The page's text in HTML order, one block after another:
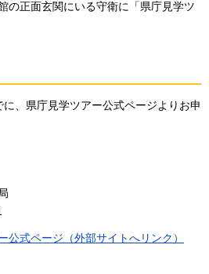
の正面玄関にいる守衛に「県庁見学ツ
、県庁見学ツアー公式ページよりお申
公式ページ（外部サイトへリンク）